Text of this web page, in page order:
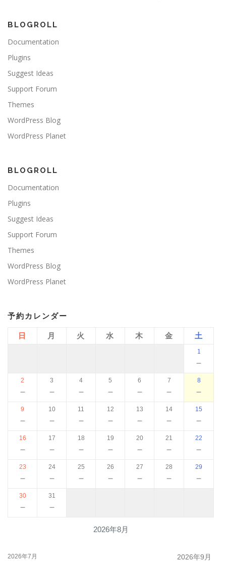
BLOGROLL
Documentation
Plugins
Suggest Ideas
Support Forum
Themes
WordPress Blog
WordPress Planet
BLOGROLL
Documentation
Plugins
Suggest Ideas
Support Forum
Themes
WordPress Blog
WordPress Planet
予約カレンダー
2026年8月
日 月 火 水 木 金 土
1
－
2
－
3
－
4
－
5
－
6
－
7
－
8
－
9
－
10
－
11
－
12
－
13
－
14
－
15
－
16
－
17
－
18
－
19
－
20
－
21
－
22
－
23
－
24
－
25
－
26
－
27
－
28
－
29
－
30
－
31
－
2026年7月 2026年9月